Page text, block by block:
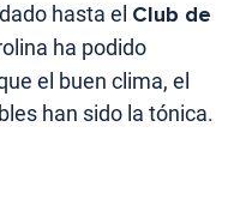
hasta el Club de
ha podido
el buen clima, el
han sido la tónica.